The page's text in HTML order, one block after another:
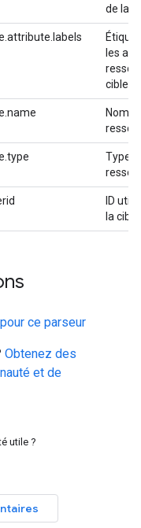
de la
les
cibles
Nom
Type
ID
la cible
ce parseur
Obtenez des
et de
utile ?